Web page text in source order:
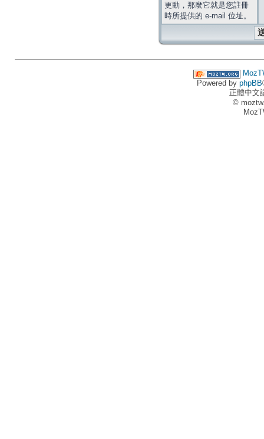
更動，那麼它就是您註冊
時所提供的 e-mail 位址。
Powered by phpBB
正體中文
©